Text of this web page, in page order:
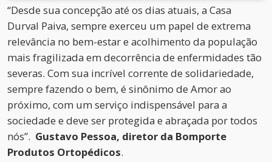
“Desde sua concepção até os dias atuais, a Casa
Durval Paiva, sempre exerceu um papel de extrema
relevância no bem-estar e acolhimento da população
mais fragilizada em decorrência de enfermidades tão
severas. Com sua incrível corrente de solidariedade,
sempre fazendo o bem, é sinônimo de Amor ao
próximo, com um serviço indispensável para a
sociedade e deve ser protegida e abraçada por todos
nós”. Gustavo Pessoa, diretor da Bomporte
Produtos Ortopédicos.